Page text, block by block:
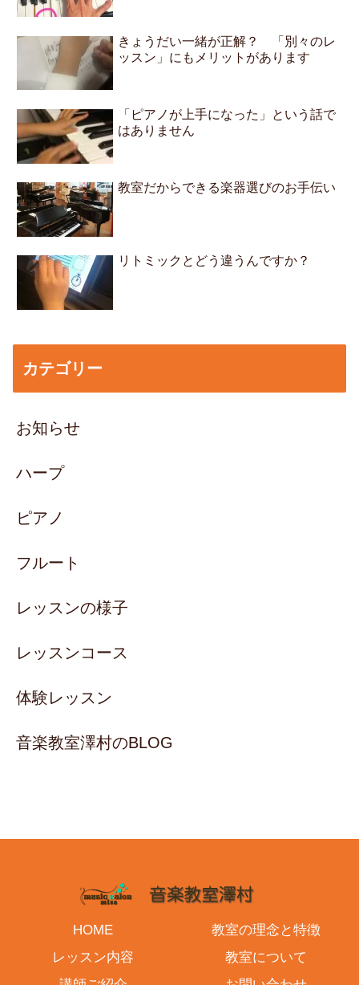
きょうだい一緒が正解？ 「別々のレ
ッスン」にもメリットがあります
「ピアノが上手になった」という話で
はありません
教室だからできる楽器選びのお手伝い
リトミックとどう違うんですか？
カテゴリー
お知らせ
ハープ
ピアノ
フルート
レッスンの様子
レッスンコース
体験レッスン
音楽教室澤村のBLOG
HOME
教室の理念と特徴
レッスン内容
教室について